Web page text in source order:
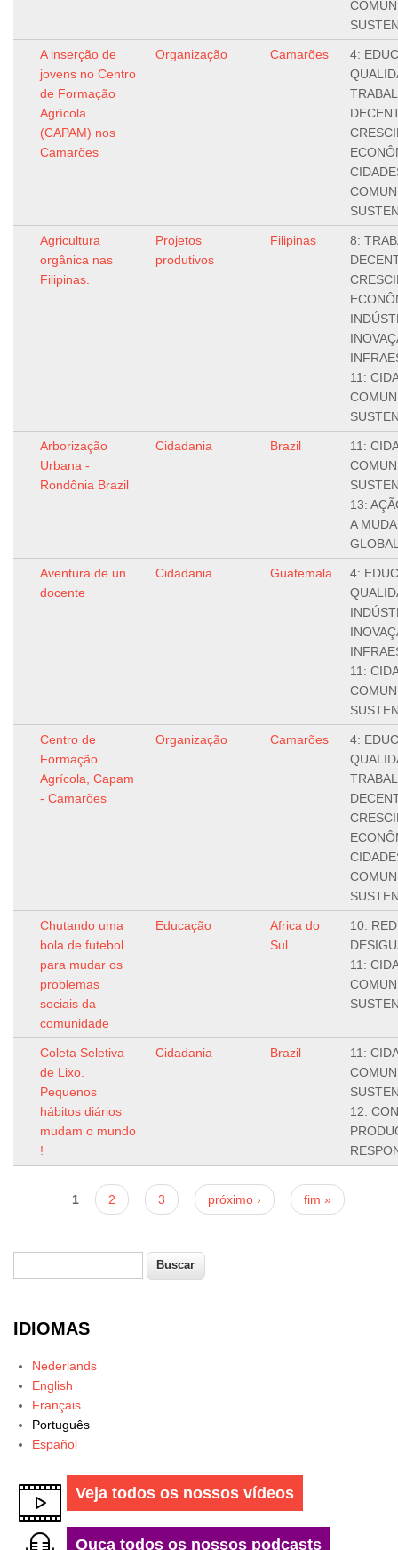
A inserção de
jovens no Centro
de Formação
Agrícola
(CAPAM) nos
Camarões
Organização Camarões
4:
Agricultura
orgânica nas
Filipinas.
Projetos
produtivos
Filipinas
8:
11:
Arborização
Urbana -
Rondônia Brazil
Cidadania Brazil
11:
13:
A
Aventura de un
docente
Cidadania Guatemala
4:
11:
Centro de
Formação
Agrícola, Capam
- Camarões
Organização Camarões
4:
Chutando uma
bola de futebol
para mudar os
problemas
sociais da
comunidade
Educação
Africa do
Sul
10:
11:
Coleta Seletiva
de Lixo.
Pequenos
hábitos diários
mudam o mundo
!
Cidadania Brazil
11:
12:
Páginas
1 2 3 próximo › fim »
Formulário de busca
IDIOMAS
Nederlands
English
Français
Português
Español
Veja todos os nossos vídeos
Ouça todos os nossos podcasts